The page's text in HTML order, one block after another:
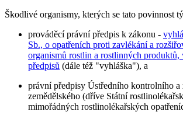
Škodlivé organismy, kterých se tato povinnost
prováděcí právní předpis k zákonu -
Sb., o opatřeních proti zavlékání a
organismů rostlin a rostlinných produktů,
předpisů (dále též "vyhláška"), a
právní předpisy Ústředního kontrolního a
zemědělského (dříve Státní
mimořádných rostlinolékařských